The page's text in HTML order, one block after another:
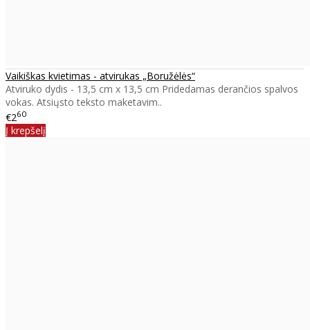
Vaikiškas kvietimas - atvirukas „Boružėlės“
Atviruko dydis - 13,5 cm x 13,5 cm Pridedamas derančios spalvos
vokas. Atsiųsto teksto maketavim..
€260
Į krepšelį